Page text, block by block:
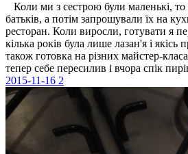
Коли ми з сестрою були маленькі,
батьків, а потім запрошували їх на
ресторан. Коли виросли, готувати я
кілька років була лише лазан'я і якісь
також готовка на різних майстер-
тепер себе пересилив і вчора спік
2015-11-16 2